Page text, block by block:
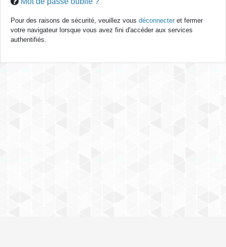
Pour des raisons de sécurité, veuillez vous déconnecter et fermer
votre navigateur lorsque vous avez fini d'accéder aux services
authentifiés.